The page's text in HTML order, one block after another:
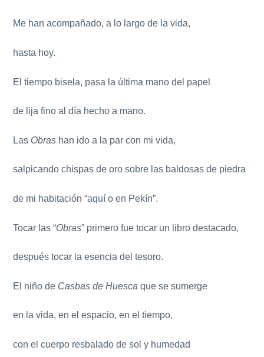
Me han acompañado, a lo largo de la vida,
hasta hoy.
El tiempo bisela, pasa la última mano del papel
de lija fino al día hecho a mano.
Las Obras han ido a la par con mi vida,
salpicando chispas de oro sobre las baldosas de piedra
de mi habitación “aquí o en Pekín”.
Tocar las “Obras” primero fue tocar un libro destacado,
después tocar la esencia del tesoro.
El niño de Casbas de Huesca que se sumerge
en la vida, en el espacio, en el tiempo,
con el cuerpo resbalado de sol y humedad